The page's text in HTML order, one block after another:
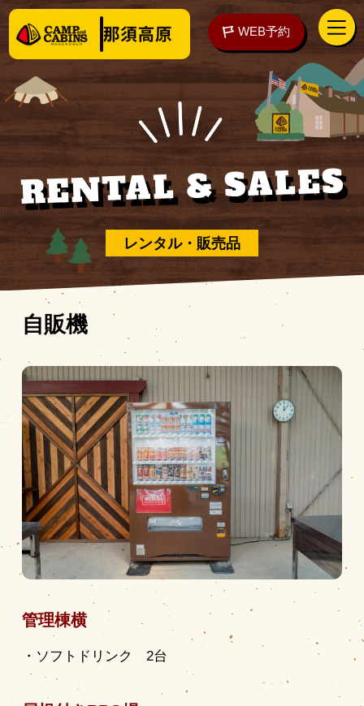
WEB予約
泊まる
楽しむ
ご予約の前に
アクセス WEB予約
営業時間|お知らせ
レンタル・販売品
RENTAL & SALES
自販機
管理棟横
・ソフトドリンク 2台